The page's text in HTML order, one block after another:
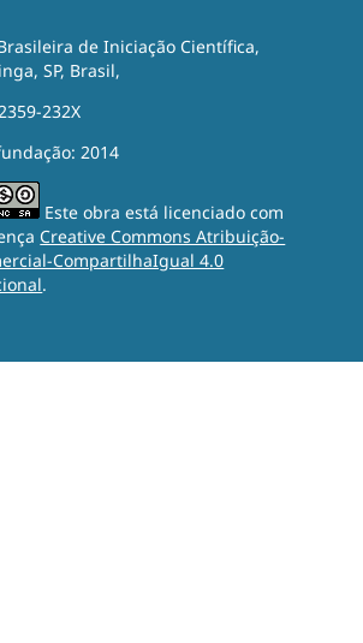
de Iniciação Científica,
SP, Brasil,
232X
2014
Este obra está licenciado com
Creative Commons Atribuição-
CompartilhaIgual 4.0
.